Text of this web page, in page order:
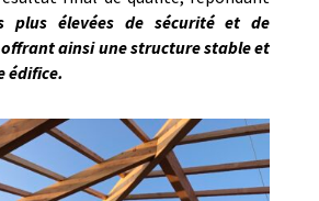
plus élevées de sécurité et de
ainsi une structure stable et
édifice.